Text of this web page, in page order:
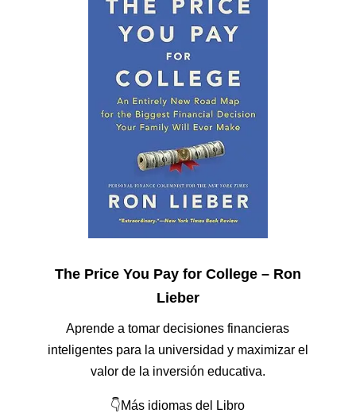
The Price You Pay for College – Ron
Lieber
Aprende a tomar decisiones financieras
inteligentes para la universidad y maximizar el
valor de la inversión educativa.
👇Más idiomas del Libro